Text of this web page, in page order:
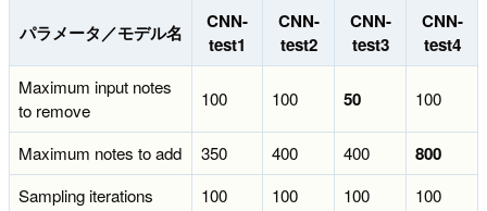
パラメータ／モデル名
CNN-
test1
CNN-
test2
CNN-
test3
CNN-
test4
Maximum input notes
to remove
100 100 50 100
Maximum notes to add 350 400 400 800
Sampling iterations 100 100 100
100